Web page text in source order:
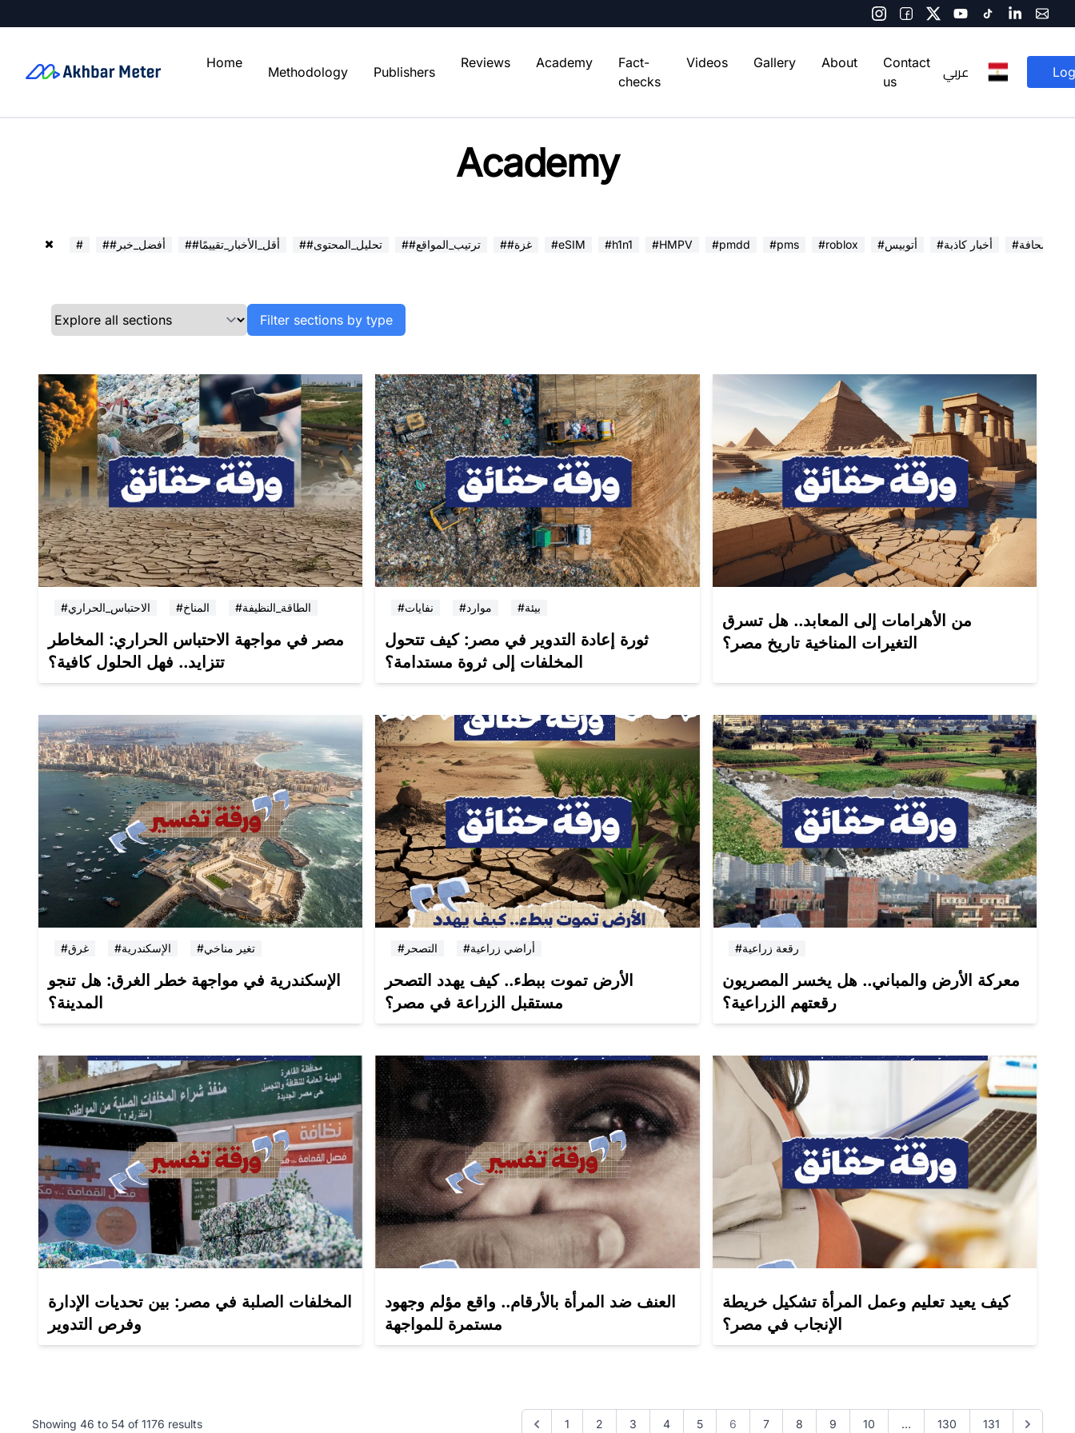
Home
Methodology Publishers
Reviews Academy
Fact-
checks
Videos Gallery About
Contact
us
عربي
Academy
# ##أفضل_خبر ##أقل_الأخبار_تقييمًا ##تحليل_المحتوى ##ترتيب_المواقع ##غزة #eSIM #h1n1 #HMPV #pmdd #pms #roblox #أتوبيس #أخبار كاذبة في الصحافة
Filter sections by type
#الاحتباس_الحراري #المناخ #الطاقة_النظيفة
مصر في مواجهة الاحتباس الحراري: المخاطر
تتزايد.. فهل الحلول كافية؟
#نفايات #موارد #بيئة
ثورة إعادة التدوير في مصر: كيف تتحول
المخلفات إلى ثروة مستدامة؟
من الأهرامات إلى المعابد.. هل تسرق
التغيرات المناخية تاريخ مصر؟
#غرق #الإسكندرية #تغير مناخي
الإسكندرية في مواجهة خطر الغرق: هل تنجو
المدينة؟
#التصحر #أراضي زراعية
الأرض تموت ببطء.. كيف يهدد التصحر
مستقبل الزراعة في مصر؟
#رقعة زراعية
معركة الأرض والمباني.. هل يخسر المصريون
رقعتهم الزراعية؟
المخلفات الصلبة في مصر: بين تحديات الإدارة
وفرص التدوير
العنف ضد المرأة بالأرقام.. واقع مؤلم وجهود
مستمرة للمواجهة
كيف يعيد تعليم وعمل المرأة تشكيل خريطة
الإنجاب في مصر؟
Showing 46 to 54 of 1176 results 1 2 3 4 5 6 7 8 9 10 ... 130 131